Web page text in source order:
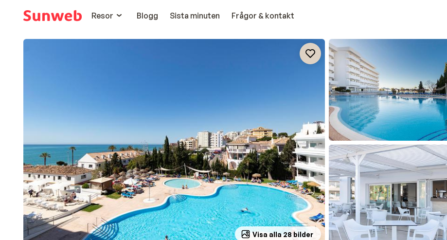
Resor
Blogg Sista minuten Frågor & kontakt
Visa alla 28 bilder